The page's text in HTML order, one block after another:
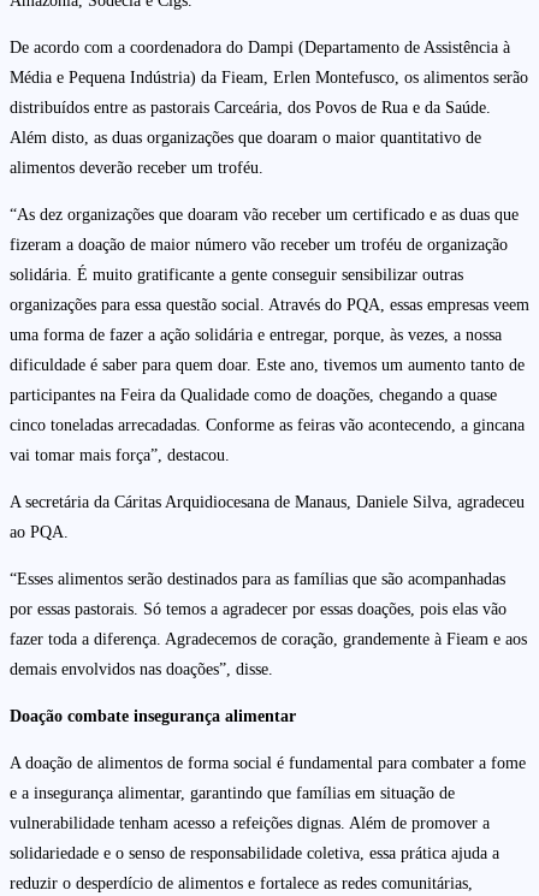
De acordo com a coordenadora do Dampi (Departamento de Assistência à
Média e Pequena Indústria) da Fieam, Erlen Montefusco, os alimentos serão
distribuídos entre as pastorais Carceária, dos Povos de Rua e da Saúde.
Além disto, as duas organizações que doaram o maior quantitativo de
alimentos deverão receber um troféu.
“As dez organizações que doaram vão receber um certificado e as duas que
fizeram a doação de maior número vão receber um troféu de organização
solidária. É muito gratificante a gente conseguir sensibilizar outras
organizações para essa questão social. Através do PQA, essas empresas veem
uma forma de fazer a ação solidária e entregar, porque, às vezes, a nossa
dificuldade é saber para quem doar. Este ano, tivemos um aumento tanto de
participantes na Feira da Qualidade como de doações, chegando a quase
cinco toneladas arrecadadas. Conforme as feiras vão acontecendo, a gincana
vai tomar mais força”, destacou.
A secretária da Cáritas Arquidiocesana de Manaus, Daniele Silva, agradeceu
ao PQA.
“Esses alimentos serão destinados para as famílias que são acompanhadas
por essas pastorais. Só temos a agradecer por essas doações, pois elas vão
fazer toda a diferença. Agradecemos de coração, grandemente à Fieam e aos
demais envolvidos nas doações”, disse.
Doação combate insegurança alimentar
A doação de alimentos de forma social é fundamental para combater a fome
e a insegurança alimentar, garantindo que famílias em situação de
vulnerabilidade tenham acesso a refeições dignas. Além de promover a
solidariedade e o senso de responsabilidade coletiva, essa prática ajuda a
reduzir o desperdício de alimentos e fortalece as redes comunitárias,